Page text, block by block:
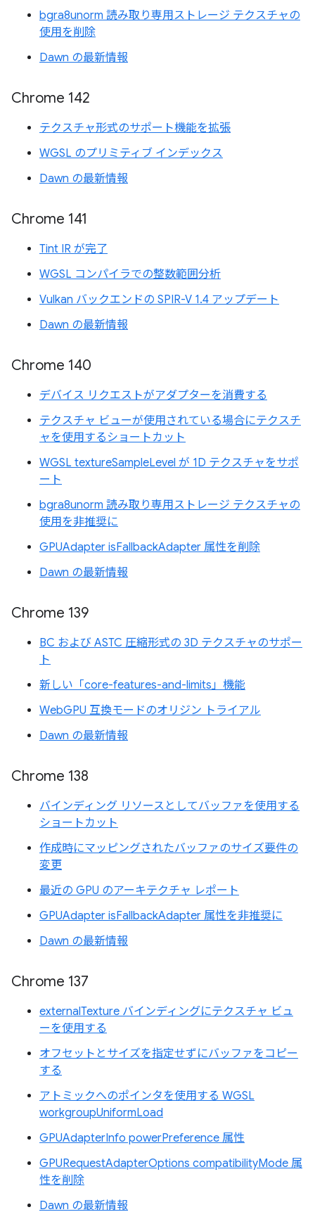
bgra8unorm 読み取り専用ストレージ テクスチャの
使用を削除
Dawn の最新情報
Chrome 142
テクスチャ形式のサポート機能を拡張
WGSL のプリミティブ インデックス
Dawn の最新情報
Chrome 141
Tint IR が完了
WGSL コンパイラでの整数範囲分析
Vulkan バックエンドの SPIR-V 1.4 アップデート
Dawn の最新情報
Chrome 140
デバイス リクエストがアダプターを消費する
テクスチャ ビューが使用されている場合にテクスチ
ャを使用するショートカット
WGSL textureSampleLevel が 1D テクスチャをサポ
ート
bgra8unorm 読み取り専用ストレージ テクスチャの
使用を非推奨に
GPUAdapter isFallbackAdapter 属性を削除
Dawn の最新情報
Chrome 139
BC および ASTC 圧縮形式の 3D テクスチャのサポー
ト
新しい「core-features-and-limits」機能
WebGPU 互換モードのオリジン トライアル
Dawn の最新情報
Chrome 138
バインディング リソースとしてバッファを使用する
ショートカット
作成時にマッピングされたバッファのサイズ要件の
変更
最近の GPU のアーキテクチャ レポート
GPUAdapter isFallbackAdapter 属性を非推奨に
Dawn の最新情報
Chrome 137
externalTexture バインディングにテクスチャ ビュ
ーを使用する
オフセットとサイズを指定せずにバッファをコピー
する
アトミックへのポインタを使用する WGSL
workgroupUniformLoad
GPUAdapterInfo powerPreference 属性
GPURequestAdapterOptions compatibilityMode 属
性を削除
Dawn の最新情報